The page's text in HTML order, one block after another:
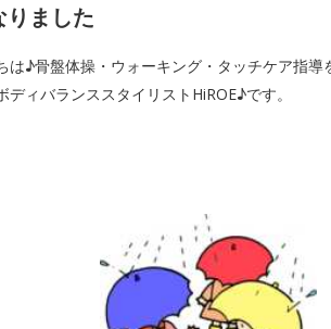
ました
は♪骨盤体操・ウォーキング・タッチケア指
ィバランススタイリストHiROE♪です。